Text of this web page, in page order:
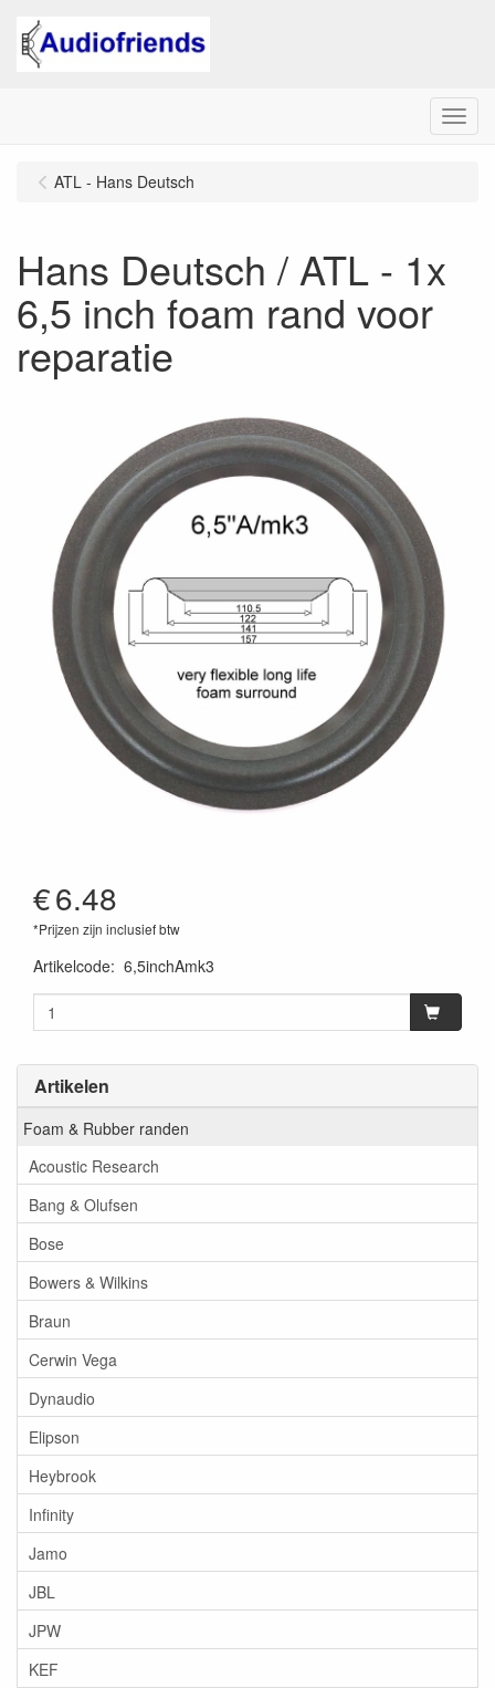
Menu
Artikelen
Foam & Rubber randen
Acoustic Research
Bang & Olufsen
Bose
Bowers & Wilkins
Braun
Cerwin Vega
Dynaudio
Elipson
Heybrook
Infinity
Jamo
JBL
JPW
KEF
ATL - Hans Deutsch
Hans Deutsch / ATL - 1x
6,5 inch foam rand voor
reparatie
€6.48
*Prijzen zijn inclusief btw
Artikelcode: 6,5inchAmk3